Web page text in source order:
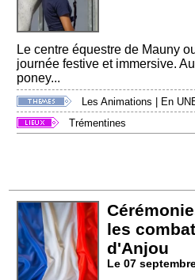
Le centre équestre de Mauny
journée festive et immersive.
poney...
Les Animations
En
Trémentines
les
d'Anjou
Le 07